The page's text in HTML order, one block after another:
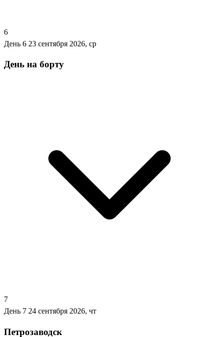
6
День 6 23 сентября 2026, ср
День на борту
7
День 7 24 сентября 2026, чт
Петрозаводск